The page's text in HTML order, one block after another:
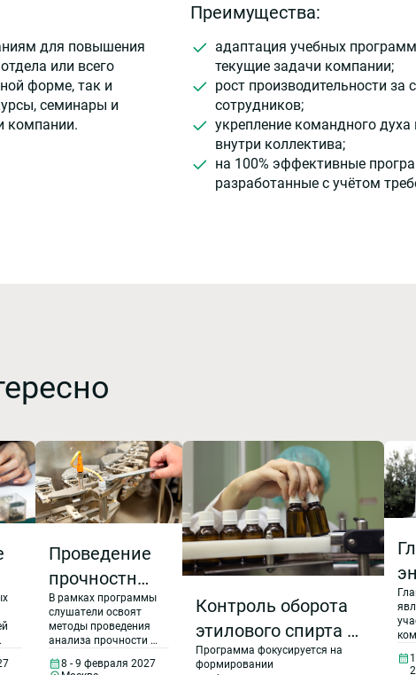
для повышения
или всего
форме, так и
семинары и
компании.
Преимущества:
адаптация учебных
текущие задачи компании;
рост производительности
сотрудников;
укрепление командного
внутри коллектива;
на 100% эффективные
разработанные с учётом
Проведение
прочностных
расчетов
машин и
механизмов
В рамках программы
слушатели освоят
методы проведения
анализа прочности и
деталей и
8 - 9 февраля 2027
Контроль оборота
этилового спирта в
фармацевтическом
Программа фокусируется на
формировании